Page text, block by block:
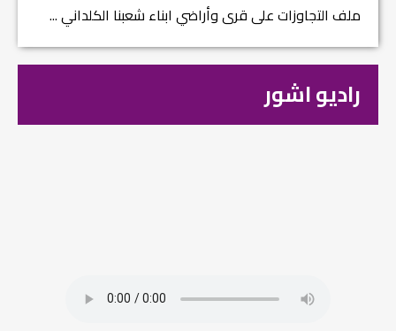
ملف التجاوزات على قرى وأراضي ابناء شعبنا الكلداني ...
راديو اشور